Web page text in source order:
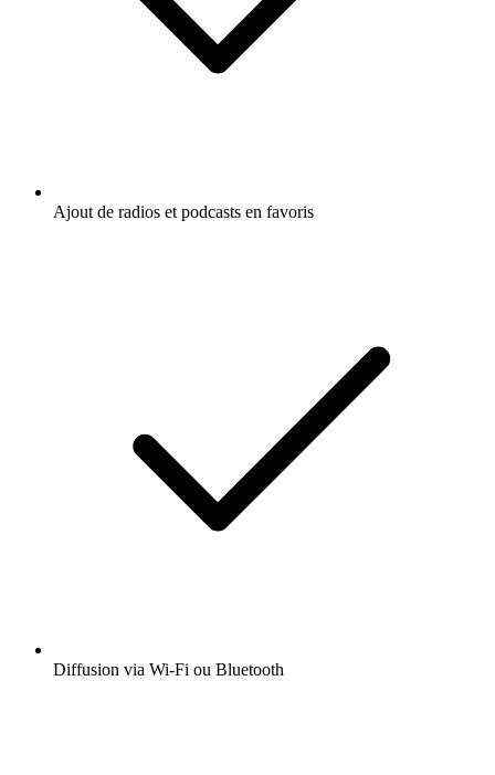
Ajout de radios et podcasts en favoris
Diffusion via Wi-Fi ou Bluetooth